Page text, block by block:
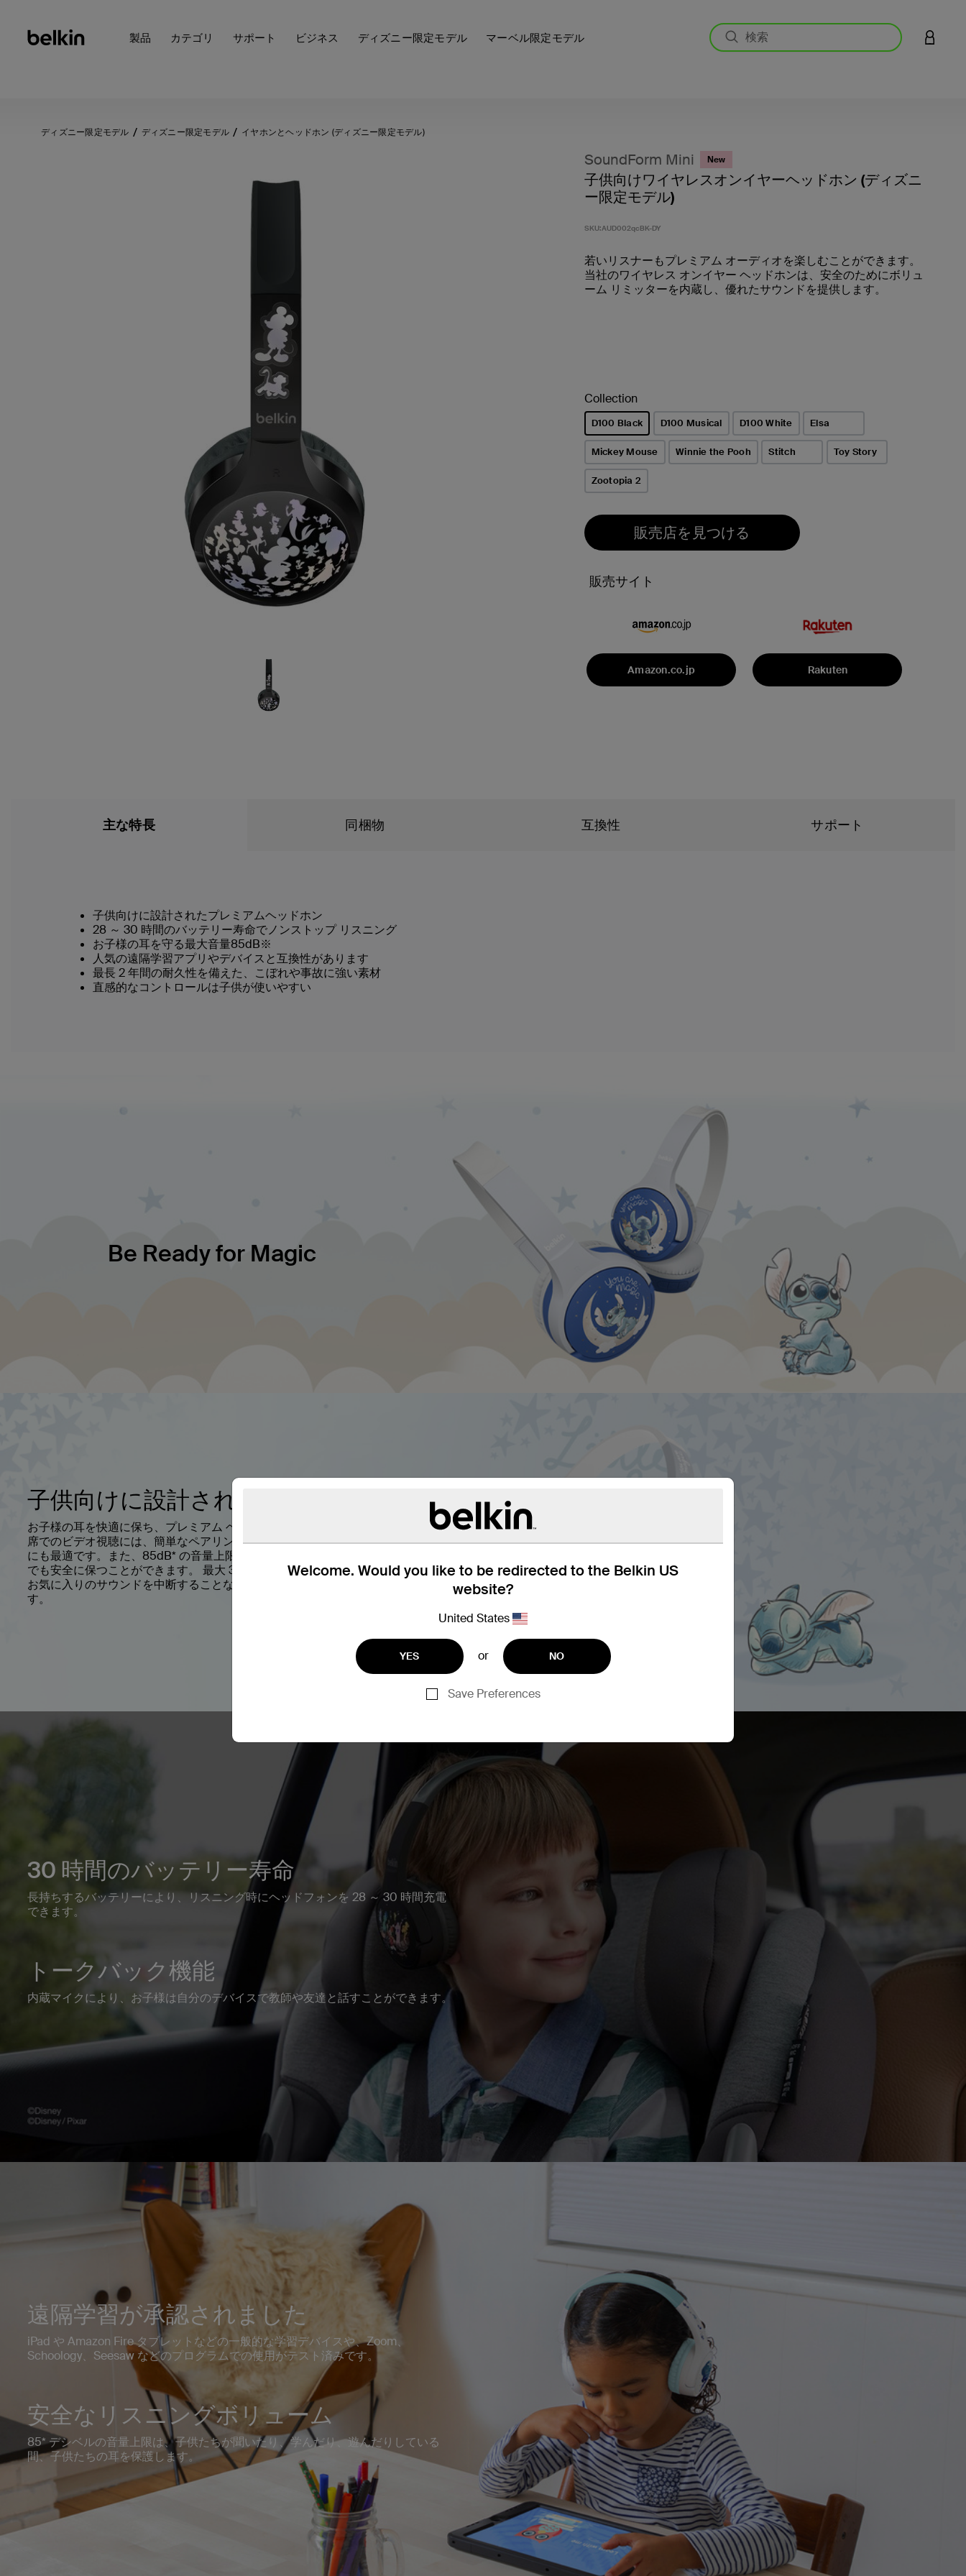
製品 カテゴリ サポート ビジネス ディズニー限定モデル マーベル限定モデル アカウ
Welcome. Would you like to be redirected to the Belkin US
website?
United States
YES or NO
Save Preferences
ディズニー限定モデル ディズニー限定モデル イヤホンとヘッドホン (ディズニー限定モデル)
SoundForm Mini New
子供向けワイヤレスオンイヤーヘッドホン (ディズニ
ー限定モデル)
SKU:AUD002qcBK-DY
若いリスナーもプレミアム オーディオを楽しむことができます。
当社のワイヤレス オンイヤー ヘッドホンは、安全のためにボリュ
ーム リミッターを内蔵し、優れたサウンドを提供します。
Collection
D100 Black
選択済み
D100 Musical D100 White Elsa
Mickey Mouse Winnie the Pooh Stitch Toy Story
Zootopia 2
販売店を見つける
販売サイト
Amazon.co.jp Rakuten
主な特長 同梱物 互換性 サポート
子供向けに設計されたプレミアムヘッドホン
28 ～ 30 時間のバッテリー寿命でノンストップ リスニング
お子様の耳を守る最大音量85dB※
人気の遠隔学習アプリやデバイスと互換性があります
最長 2 年間の耐久性を備えた、こぼれや事故に強い素材
直感的なコントロールは子供が使いやすい
Be Ready for Magic
子供向けに設計されています
お子様の耳を快適に保ち、プレミアム ヘッドフォンで保護します。 学業や後部座
席でのビデオ視聴には、簡単なペアリングと直感的なコントロールが小さなお子様
にも最適です。また、85dB* の音量上限により、長時間のリスニング セッション
でも安全に保つことができます。 最大 30 時間のバッテリー寿命により、お子様は
お気に入りのサウンドを中断することなく、より多くの時間を過ごすことができま
す。
30 時間のバッテリー寿命
長持ちするバッテリーにより、リスニング時にヘッドフォンを 28 ～ 30 時間充電
できます。
トークバック機能
内蔵マイクにより、お子様は自分のデバイスで教師や友達と話すことができます。
遠隔学習が承認されました
iPad や Amazon Fire タブレットなどの一般的な学習デバイスや、Zoom、
Schoology、Seesaw などのプログラムでの使用がテスト済みです。
安全なリスニングボリューム
85* デシベルの音量上限は、子供たちが聞いたり、学んだり、遊んだりしている
間、子供たちの耳を保護します。